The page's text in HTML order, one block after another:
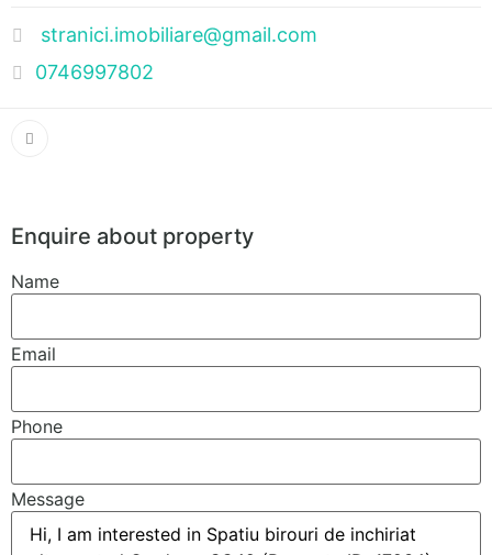
stranici.imobiliare@gmail.com
0746997802
Enquire about property
Name
Email
Phone
Message